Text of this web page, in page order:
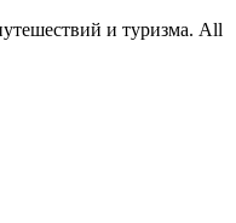
и туризма. All